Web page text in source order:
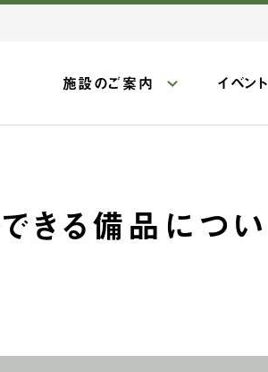
施設のご案内 イベント
きる備品につい